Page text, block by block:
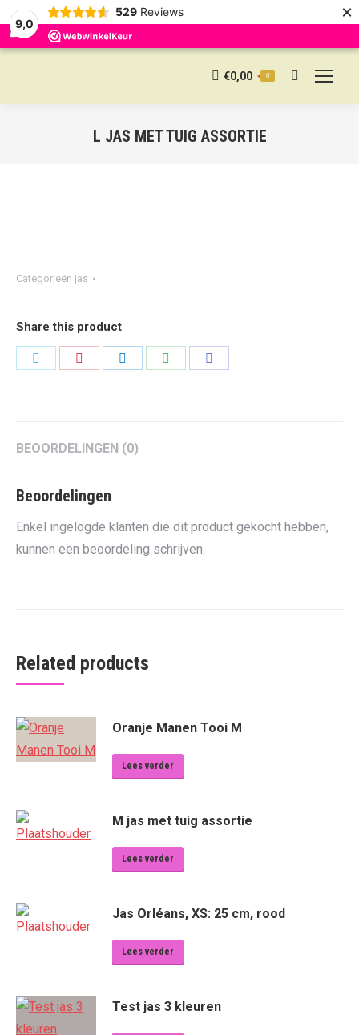
9,0
529 Reviews ×
€0,00 0 Search:
L JAS MET TUIG ASSORTIE
Categorieën jas
Share this product
BEOORDELINGEN (0)
Beoordelingen
Enkel ingelogde klanten die dit product gekocht hebben,
kunnen een beoordeling schrijven.
Related products
Oranje Manen Tooi M
Lees verder
M jas met tuig assortie
Lees verder
Jas Orléans, XS: 25 cm, rood
Lees verder
Test jas 3 kleuren